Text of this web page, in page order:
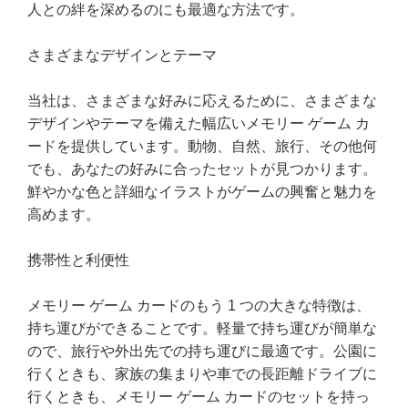
人との絆を深めるのにも最適な方法です。
さまざまなデザインとテーマ
当社は、さまざまな好みに応えるために、さまざまな
デザインやテーマを備えた幅広いメモリー ゲーム カ
ードを提供しています。動物、自然、旅行、その他何
でも、あなたの好みに合ったセットが見つかります。
鮮やかな色と詳細なイラストがゲームの興奮と魅力を
高めます。
携帯性と利便性
メモリー ゲーム カードのもう 1 つの大きな特徴は、
持ち運びができることです。軽量で持ち運びが簡単な
ので、旅行や外出先での持ち運びに最適です。公園に
行くときも、家族の集まりや車での長距離ドライブに
行くときも、メモリー ゲーム カードのセットを持っ